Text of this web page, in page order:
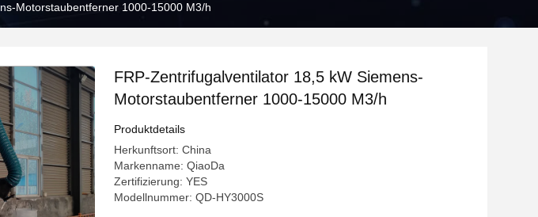
Motorstaubentferner 1000-15000 M3/h
FRP-Zentrifugalventilator 18,5 kW Siemens-
Motorstaubentferner 1000-15000 M3/h
Produktdetails
Herkunftsort: China
Markenname: QiaoDa
Zertifizierung: YES
Modellnummer: QD-HY3000S